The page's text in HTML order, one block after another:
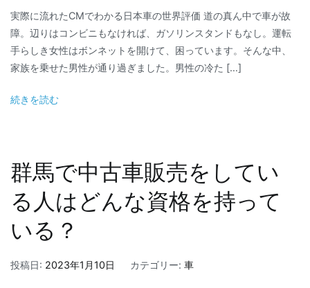
実際に流れたCMでわかる日本車の世界評価 道の真ん中で車が故
障。辺りはコンビニもなければ、ガソリンスタンドもなし。運転
手らしき女性はボンネットを開けて、困っています。そんな中、
家族を乗せた男性が通り過ぎました。男性の冷た […]
続きを読む
群馬で中古車販売をしてい
る人はどんな資格を持って
いる？
投稿日: 2023年1月10日 カテゴリー: 車